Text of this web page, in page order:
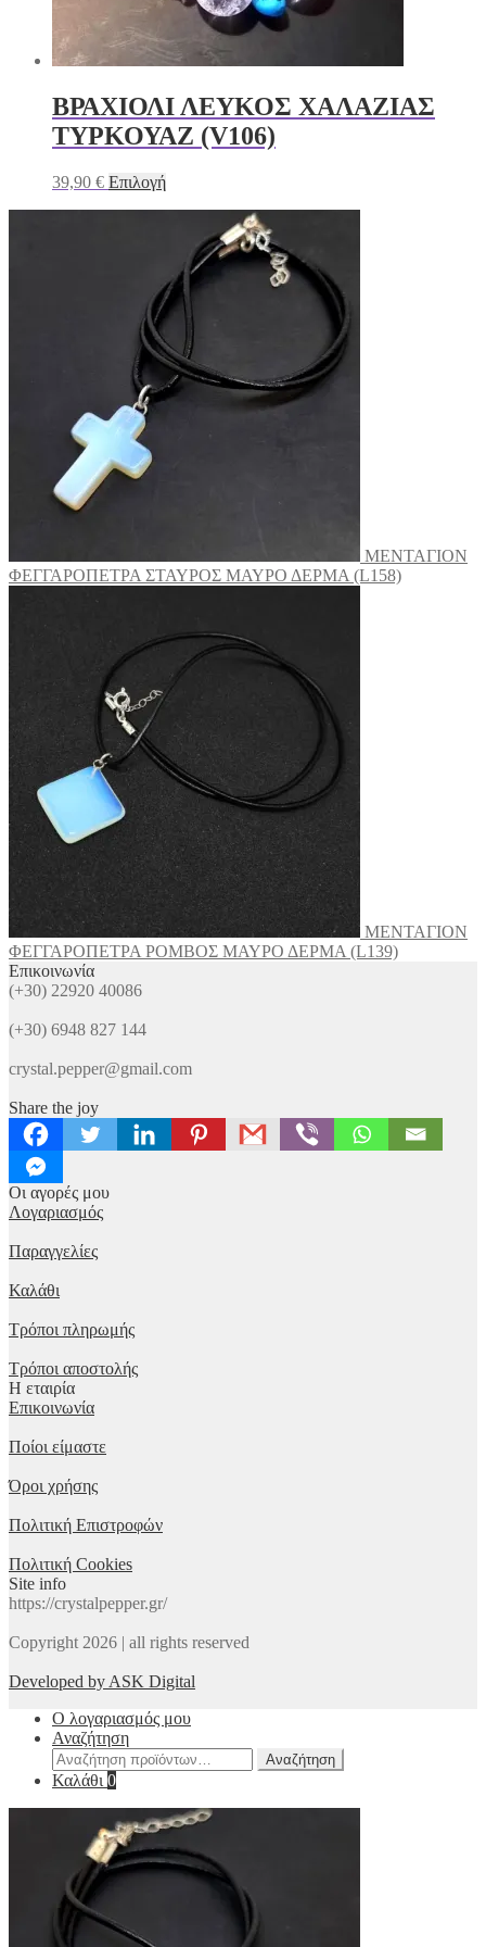
ΒΡΑΧΙΟΛΙ ΛΕΥΚΟΣ ΧΑΛΑΖΙΑΣ
ΤΥΡΚΟΥΑΖ (V106)
39,90 € ΕπιλογήΑυτό
πολλαπλές
παραλλαγές.
Οι
επιλογές
μπορούν
να
επιλεγούν
στη
ΜΕΝΤΑΓΙΟΝ
ΦΕΓΓΑΡΟΠΕΤΡΑ ΣΤΑΥΡΟΣ ΜΑΥΡΟ ΔΕΡΜΑ (L158)
ΜΕΝΤΑΓΙΟΝ
ΦΕΓΓΑΡΟΠΕΤΡΑ ΡΟΜΒΟΣ ΜΑΥΡΟ ΔΕΡΜΑ (L139)
Επικοινωνία
(+30) 22920 40086
(+30) 6948 827 144
crystal.pepper@gmail.com
Share the joy
Οι αγορές μου
Λογαριασμός
Παραγγελίες
Καλάθι
Τρόποι πληρωμής
Τρόποι αποστολής
Η εταιρία
Επικοινωνία
Ποίοι είμαστε
Όροι χρήσης
Πολιτική Επιστροφών
Πολιτική Cookies
Site info
https://crystalpepper.gr/
Copyright 2026 | all rights reserved
Developed by ASK Digital
Ο λογαριασμός μου
Αναζήτηση
Αναζήτηση
για:
Αναζήτηση
Καλάθι 0